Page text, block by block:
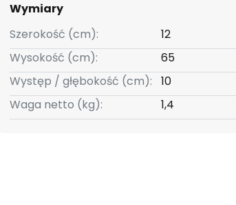
Wymiary
Szerokość (cm):
12
Wysokość (cm):
65
Występ / głębokość (cm):
10
Waga netto (kg):
1,4